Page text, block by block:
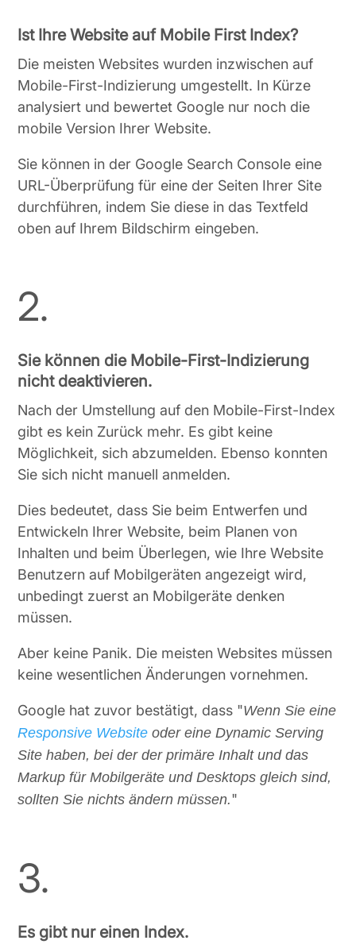
Ist Ihre Website auf Mobile First Index?
Die meisten Websites wurden inzwischen auf
Mobile-First-Indizierung umgestellt. In Kürze
analysiert und bewertet Google nur noch die
mobile Version Ihrer Website.
Sie können in der Google Search Console eine
URL-Überprüfung für eine der Seiten Ihrer Site
durchführen, indem Sie diese in das Textfeld
oben auf Ihrem Bildschirm eingeben.
2.
Sie können die Mobile-First-Indizierung
nicht deaktivieren.
Nach der Umstellung auf den Mobile-First-Index
gibt es kein Zurück mehr. Es gibt keine
Möglichkeit, sich abzumelden. Ebenso konnten
Sie sich nicht manuell anmelden.
Dies bedeutet, dass Sie beim Entwerfen und
Entwickeln Ihrer Website, beim Planen von
Inhalten und beim Überlegen, wie Ihre Website
Benutzern auf Mobilgeräten angezeigt wird,
unbedingt zuerst an Mobilgeräte denken
müssen.
Aber keine Panik. Die meisten Websites müssen
keine wesentlichen Änderungen vornehmen.
Google hat zuvor bestätigt, dass "Wenn Sie eine
Responsive Website oder eine Dynamic Serving
Site haben, bei der der primäre Inhalt und das
Markup für Mobilgeräte und Desktops gleich sind,
sollten Sie nichts ändern müssen."
3.
Es gibt nur einen Index.